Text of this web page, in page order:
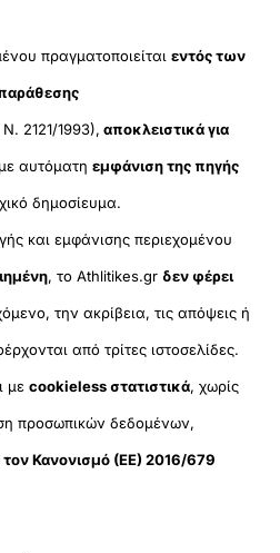
πραγματοποιείταιεντός των
2121/1993), αποκλειστικά για
αυτόματηεμφάνιση της πηγής
δημοσίευμα.
και εμφάνισης περιεχομένου
, το Athlitikes.gr δεν φέρει
την ακρίβεια, τις απόψεις ή
από τρίτες ιστοσελίδες.
μεcookieless στατιστικά, χωρίς
προσωπικών δεδομένων,
Κανονισμό (ΕΕ) 2016/679